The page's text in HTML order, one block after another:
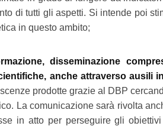
di tutti gli aspetti. Si intende poi
in questo ambito;
disseminazione
anche attraverso ausili
prodotte grazie al DBP
La comunicazione sarà rivolta
in atto per perseguire gli